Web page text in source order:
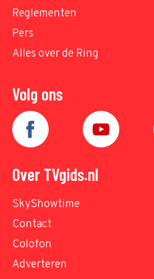
Reglementen
Pers
Alles over de Ring
Volg ons
Over TVgids.nl
SkyShowtime
Contact
Colofon
Adverteren